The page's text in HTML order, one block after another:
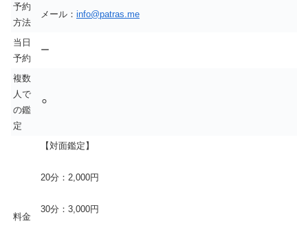
予約
方法
メール： info@patras.me
当日
予約
ー
複数
人で
の鑑
定
⚪︎
料金
【対面鑑定】
20分：2,000円
30分：3,000円